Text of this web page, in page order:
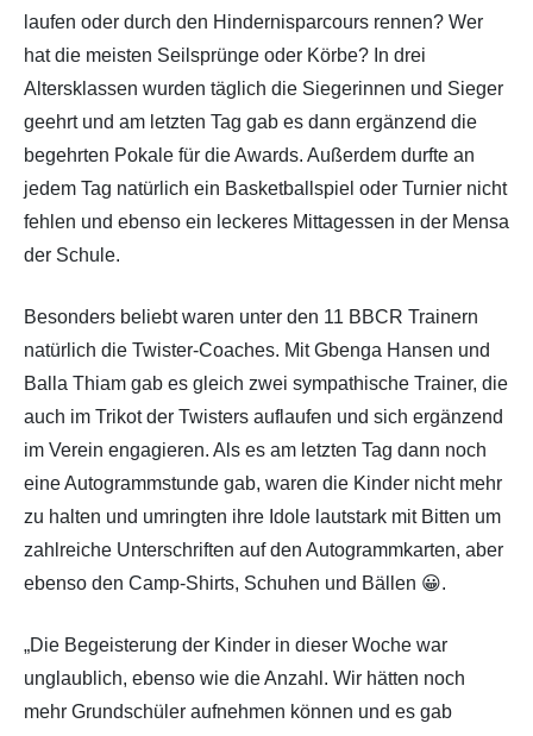
laufen oder durch den Hindernisparcours rennen? Wer
hat die meisten Seilsprünge oder Körbe? In drei
Altersklassen wurden täglich die Siegerinnen und Sieger
geehrt und am letzten Tag gab es dann ergänzend die
begehrten Pokale für die Awards. Außerdem durfte an
jedem Tag natürlich ein Basketballspiel oder Turnier nicht
fehlen und ebenso ein leckeres Mittagessen in der Mensa
der Schule.
Besonders beliebt waren unter den 11 BBCR Trainern
natürlich die Twister-Coaches. Mit Gbenga Hansen und
Balla Thiam gab es gleich zwei sympathische Trainer, die
auch im Trikot der Twisters auflaufen und sich ergänzend
im Verein engagieren. Als es am letzten Tag dann noch
eine Autogrammstunde gab, waren die Kinder nicht mehr
zu halten und umringten ihre Idole lautstark mit Bitten um
zahlreiche Unterschriften auf den Autogrammkarten, aber
ebenso den Camp-Shirts, Schuhen und Bällen 😀.
„Die Begeisterung der Kinder in dieser Woche war
unglaublich, ebenso wie die Anzahl. Wir hätten noch
mehr Grundschüler aufnehmen können und es gab